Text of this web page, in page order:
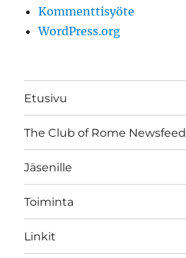
Kommenttisyöte
WordPress.org
Etusivu
The Club of Rome Newsfeed
Jäsenille
Toiminta
Linkit